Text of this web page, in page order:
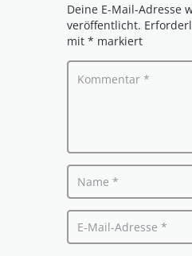
Deine E-Mail-Adresse
veröffentlicht.
mit * markiert